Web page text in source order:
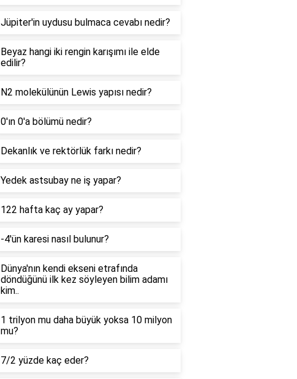
Jüpiter'in uydusu bulmaca cevabı nedir?
Beyaz hangi iki rengin karışımı ile elde
edilir?
N2 molekülünün Lewis yapısı nedir?
0'ın 0'a bölümü nedir?
Dekanlık ve rektörlük farkı nedir?
Yedek astsubay ne iş yapar?
122 hafta kaç ay yapar?
-4'ün karesi nasıl bulunur?
Dünya'nın kendi ekseni etrafında
döndüğünü ilk kez söyleyen bilim adamı
kim..
1 trilyon mu daha büyük yoksa 10 milyon
mu?
7/2 yüzde kaç eder?